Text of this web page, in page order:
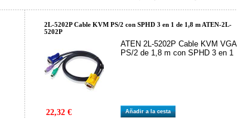
2L-5202P Cable KVM PS/2 con SPHD 3 en 1 de 1,8 m ATEN-2L-
5202P
ATEN 2L-5202P Cable KVM VGA
PS/2 de 1,8 m con SPHD 3 en 1
22,32 € Añadir a la cesta